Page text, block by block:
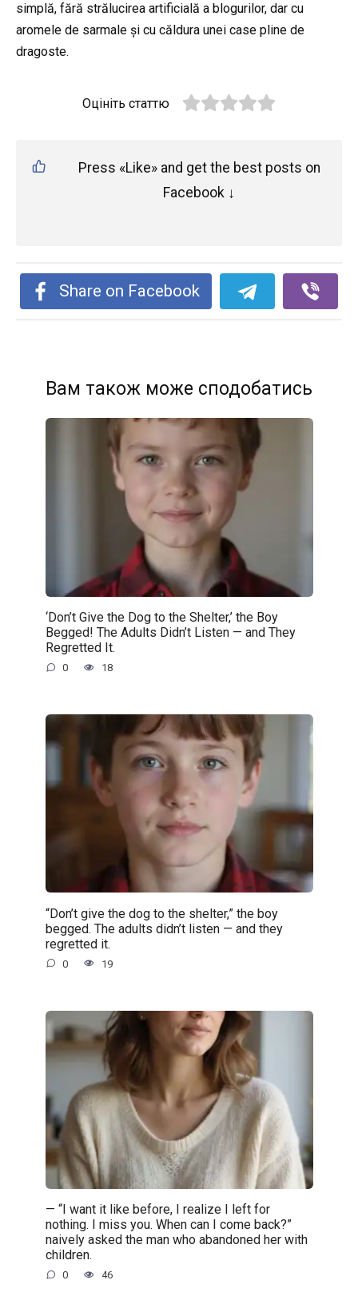
simplă, fără strălucirea artificială a blogurilor, dar cu
aromele de sarmale și cu căldura unei case pline de
dragoste.
Оцініть статтю
Press «Like» and get the best posts on
Facebook ↓
Share on Facebook
Вам також може сподобатись
‘Don’t Give the Dog to the Shelter,’ the Boy
Begged! The Adults Didn’t Listen — and They
Regretted It.
0 18
“Don’t give the dog to the shelter,” the boy
begged. The adults didn’t listen — and they
regretted it.
0 19
— “I want it like before, I realize I left for
nothing. I miss you. When can I come back?”
naively asked the man who abandoned her with
children.
0 46